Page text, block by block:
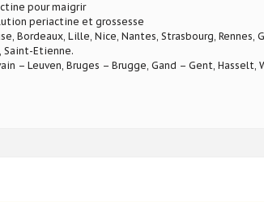
pour maigrir
periactine et grossesse
Bordeaux, Lille, Nice, Nantes, Strasbourg, Rennes,
Saint-Etienne.
– Leuven, Bruges – Brugge, Gand – Gent, Hasselt,